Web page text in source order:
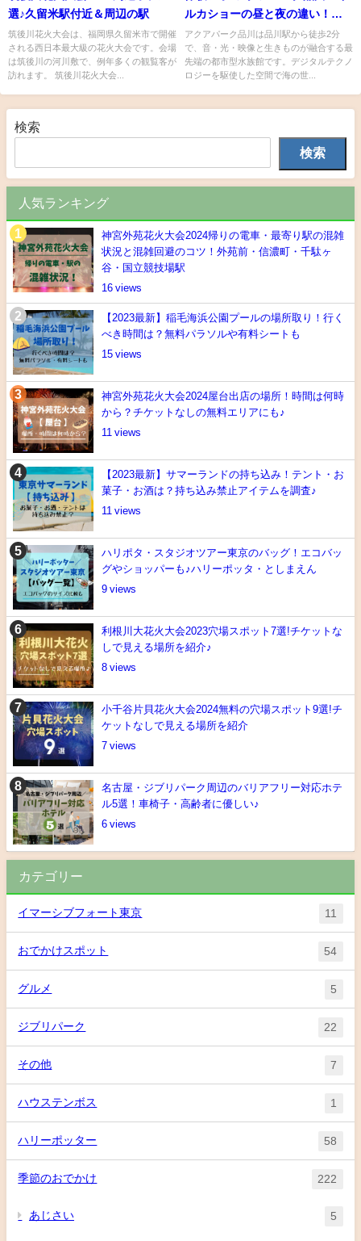
選♪久留米駅付近＆周辺の駅
筑後川花火大会は、福岡県久留米市で開催
される西日本最大級の花火大会です。会場
は筑後川の河川敷で、例年多くの観覧客が
訪れます。 筑後川花火大会...
ルカショーの昼と夜の違い！予
約は必要？
アクアパーク品川は品川駅から徒歩2分
で、音・光・映像と生きものが融合する最
先端の都市型水族館です。デジタルテクノ
ロジーを駆使した空間で海の世...
検索
検索
人気ランキング
神宮外苑花火大会2024帰りの電車・最寄り駅の混雑
状況と混雑回避のコツ！外苑前・信濃町・千駄ヶ
谷・国立競技場駅
16
【2023最新】稲毛海浜公園プールの場所取り！行く
べき時間は？無料パラソルや有料シートも
15
神宮外苑花火大会2024屋台出店の場所！時間は何時
から？チケットなしの無料エリアにも♪
11
【2023最新】サマーランドの持ち込み！テント・お
菓子・お酒は？持ち込み禁止アイテムを調査♪
11
ハリポタ・スタジオツアー東京のバッグ！エコバッ
グやショッパーも♪ハリーポッタ・としまえん
9
利根川大花火大会2023穴場スポット7選!チケットな
しで見える場所を紹介♪
8
小千谷片貝花火大会2024無料の穴場スポット9選!チ
ケットなしで見える場所を紹介
7
名古屋・ジブリパーク周辺のバリアフリー対応ホテ
ル5選！車椅子・高齢者に優しい♪
6
カテゴリー
イマーシブフォート東京 11
おでかけスポット 54
グルメ 5
ジブリパーク 22
その他 7
ハウステンボス 1
ハリーポッター 58
季節のおでかけ 222
あじさい 5